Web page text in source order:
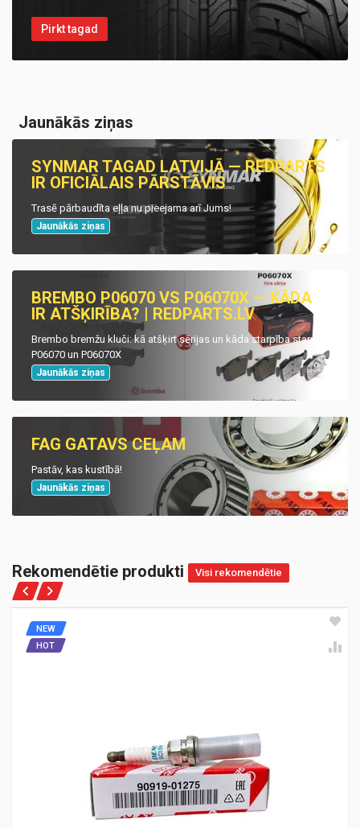
Pirkt tagad
Jaunākās ziņas
SYNMAR TAGAD LATVIJĀ — REDPARTS
IR OFICIĀLAIS PĀRSTĀVIS
Trasē pārbaudīta eļļa nu pieejama arī Jums!
Jaunākās ziņas
BREMBO P06070 VS P06070X — KĀDA
IR ATŠĶIRĪBA? | REDPARTS.LV
Brembo bremžu kluči: kā atšķirt sērijas un kāda starpība starp
P06070 un P06070X
Jaunākās ziņas
FAG GATAVS CEĻAM
Pastāv, kas kustībā!
Jaunākās ziņas
Rekomendētie produkti Visi rekomendētie
NEW
HOT